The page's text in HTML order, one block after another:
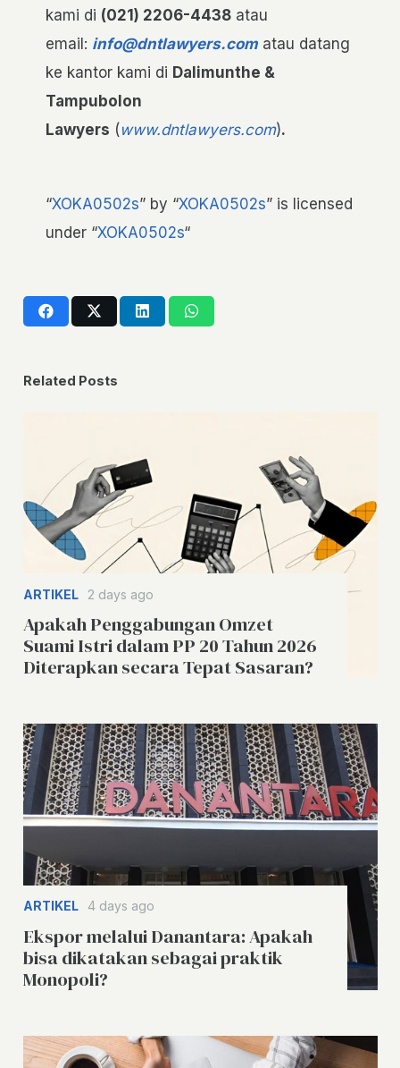
kami di (021) 2206-4438 atau
email: info@dntlawyers.com atau datang
ke kantor kami di Dalimunthe &
Tampubolon
Lawyers ( www.dntlawyers.com).
“XOKA0502s” by “XOKA0502s” is licensed
under “XOKA0502s“
Related Posts
ARTIKEL 2 days ago
Apakah Penggabungan Omzet
Suami Istri dalam PP 20 Tahun 2026
Diterapkan secara Tepat Sasaran?
ARTIKEL 4 days ago
Ekspor melalui Danantara: Apakah
bisa dikatakan sebagai praktik
Monopoli?